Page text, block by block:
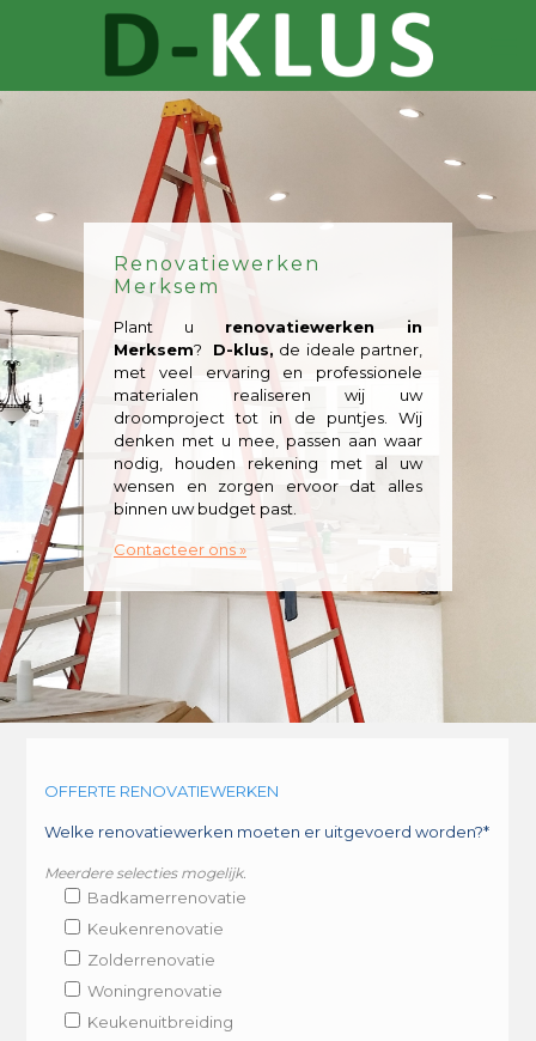
Renovatiewerken
Merksem
Plant u renovatiewerken in
Merksem? D-klus, de ideale partner,
met veel ervaring en professionele
materialen realiseren wij uw
droomproject tot in de puntjes. Wij
denken met u mee, passen aan waar
nodig, houden rekening met al uw
wensen en zorgen ervoor dat alles
binnen uw budget past.
Contacteer ons »
OFFERTE RENOVATIEWERKEN
Welke renovatiewerken moeten er uitgevoerd worden?*
Meerdere selecties mogelijk.
Badkamerrenovatie
Keukenrenovatie
Zolderrenovatie
Woningrenovatie
Keukenuitbreiding